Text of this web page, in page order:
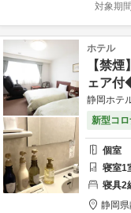
対象期
ホテル
【禁
ェア付
静岡ホテ
新型コ
個室
寝室1
寝具2
静岡県